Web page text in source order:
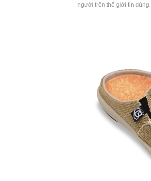
người trên thế giới tin dùng.